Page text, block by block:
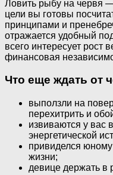
Ловить рыбу на червя —
цели вы готовы
принципами и
отражается удобный
всего интересует рост
финансовая
Что еще ждать от
выползли на
перехитрить и
извиваются у вас
энергетической
привиделся
жизни;
девице держать в